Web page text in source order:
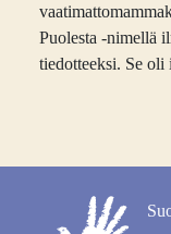
Puolesta -nimellä
tiedotteeksi. Se oli